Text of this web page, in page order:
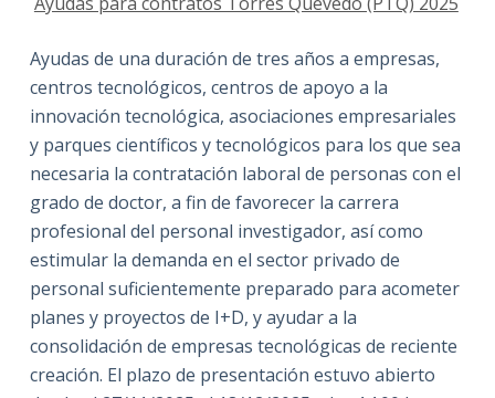
Ayudas de una duración de tres años a empresas,
centros tecnológicos, centros de apoyo a la
innovación tecnológica, asociaciones empresariales
y parques científicos y tecnológicos para los que sea
necesaria la contratación laboral de personas con el
grado de doctor, a fin de favorecer la carrera
profesional del personal investigador, así como
estimular la demanda en el sector privado de
personal suficientemente preparado para acometer
planes y proyectos de I+D, y ayudar a la
consolidación de empresas tecnológicas de reciente
creación. El plazo de presentación estuvo abierto